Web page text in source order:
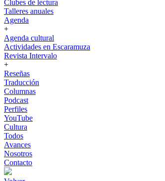
Clubes de lectura
Talleres anuales
Agenda
+
Agenda cultural
Actividades en Escaramuza
Revista Intervalo
+
Reseñas
Traducción
Columnas
Podcast
Perfiles
YouTube
Cultura
Todos
Avances
Nosotros
Contacto